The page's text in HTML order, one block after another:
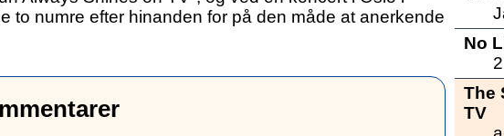
to numre efter hinanden for på den måde at anerkende
No
The
TV